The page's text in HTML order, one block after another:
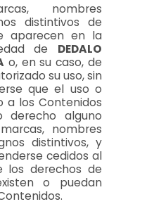
nombres
distintivos de
aparecen en la
de DEDALO
o, en su caso, de
su uso, sin
que el uso o
a los Contenidos
derecho alguno
nombres
distintivos, y
cedidos al
los derechos de
o puedan